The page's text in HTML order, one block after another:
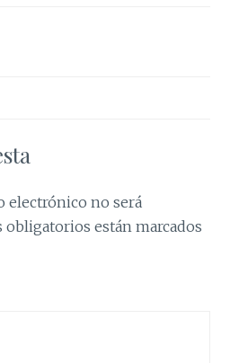
electrónico no será
obligatorios están marcados